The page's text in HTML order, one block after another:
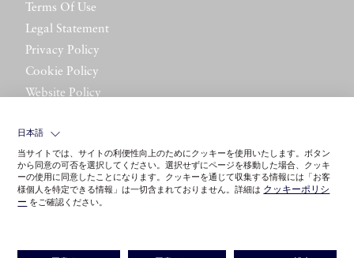
Terms Of Use
Legal Statement
Privacy Policy
Cookie Policy
Website Policy
日本語
当サイトでは、サイトの利便性向上のためにクッキーを使用いたします。ボタン
から同意の可否を選択してください。選択せずにページを移動した場合、クッキ
ーの使用に同意したことになります。クッキーを通じて収集する情報には「お客
様個人を特定できる情報」は一切含まれておりません。詳細は クッキーポリシ
ー をご確認ください。